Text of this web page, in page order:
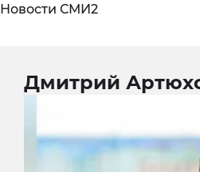
Новости СМИ2
Дмитрий